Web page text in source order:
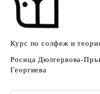
Курс по солфеж и
Росица Дюлгервова-
Георгиева